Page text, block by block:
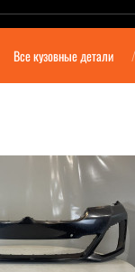
Все кузовные детали